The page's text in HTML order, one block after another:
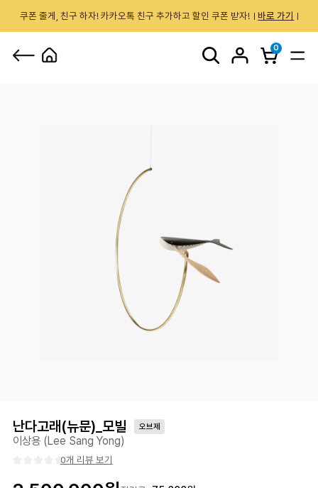
쿠폰 줄게, 친구 하자! 카카오톡 친구 추가하고 할인 쿠폰 받자! 바로 가기
0
난다고래(뉴문)_모빌 오브제
이상용 (Lee Sang Yong)
0개 리뷰 보기